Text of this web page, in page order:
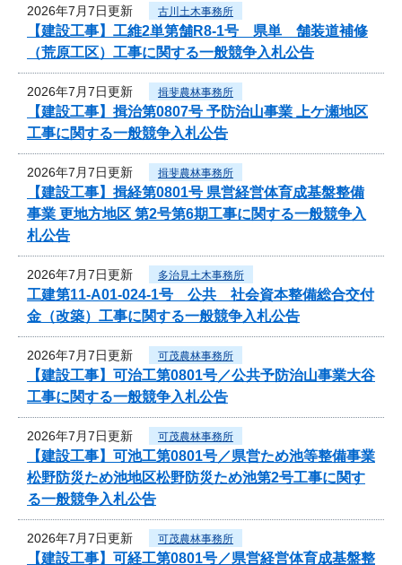
2026年7月7日更新 古川土木事務所
【建設工事】工維2単第舗R8-1号 県単 舗装道補修
（荒原工区）工事に関する一般競争入札公告
2026年7月7日更新 揖斐農林事務所
【建設工事】揖治第0807号 予防治山事業 上ケ瀬地区
工事に関する一般競争入札公告
2026年7月7日更新 揖斐農林事務所
【建設工事】揖経第0801号 県営経営体育成基盤整備
事業 更地方地区 第2号第6期工事に関する一般競争入
札公告
2026年7月7日更新 多治見土木事務所
工建第11-A01-024-1号 公共 社会資本整備総合交付
金（改築）工事に関する一般競争入札公告
2026年7月7日更新 可茂農林事務所
【建設工事】可治工第0801号／公共予防治山事業大谷
工事に関する一般競争入札公告
2026年7月7日更新 可茂農林事務所
【建設工事】可池工第0801号／県営ため池等整備事業
松野防災ため池地区松野防災ため池第2号工事に関す
る一般競争入札公告
2026年7月7日更新 可茂農林事務所
【建設工事】可経工第0801号／県営経営体育成基盤整